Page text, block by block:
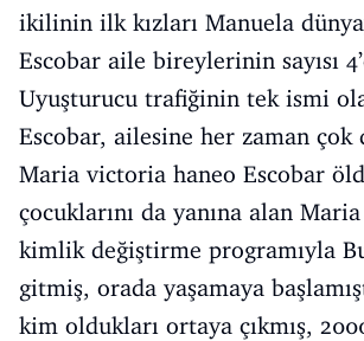
ikilinin ilk kızları Manuela
Escobar aile bireylerinin sayısı
Uyuşturucu trafiğinin tek ismi
Escobar, ailesine her zaman çok
Maria victoria haneo Escobar
çocuklarını da yanına alan
kimlik değiştirme programıyla
gitmiş, orada yaşamaya
kim oldukları ortaya çıkmış,